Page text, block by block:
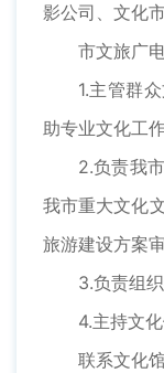
影公司、文化
市文旅广
1.主管群
助专业文化工作
2.负责我
我市重大文化
旅游建设方案
3.负责组
4.主持文
联系文化